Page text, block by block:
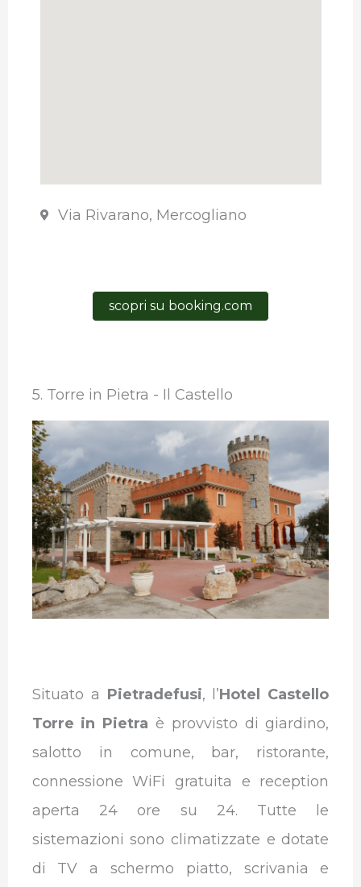
Via Rivarano, Mercogliano
scopri su booking.com
5. Torre in Pietra - Il Castello
Situato a Pietradefusi, l’Hotel Castello
Torre in Pietra è provvisto di giardino,
salotto in comune, bar, ristorante,
connessione WiFi gratuita e reception
aperta 24 ore su 24. Tutte le
sistemazioni sono climatizzate e dotate
di TV a schermo piatto, scrivania e